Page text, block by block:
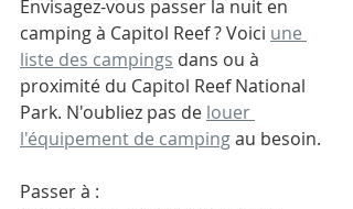
Envisagez-vous passer la nuit en
camping à Capitol Reef ? Voici une
liste des campings dans ou à
proximité du Capitol Reef National
Park. N'oubliez pas de louer
l'équipement de camping au besoin.
Passer à :